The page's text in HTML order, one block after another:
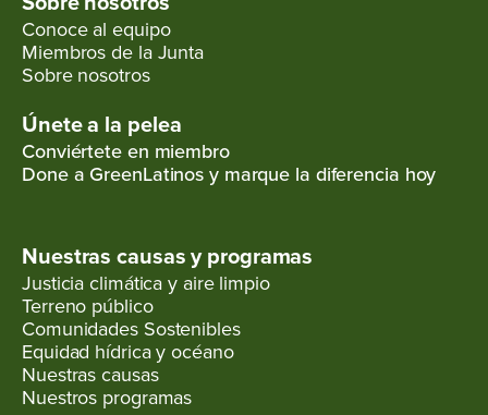
Conoce al equipo
Miembros de la Junta
Sobre nosotros
Únete a la pelea
Conviértete en miembro
Done a GreenLatinos y marque la diferencia hoy
Nuestras causas y programas
Justicia climática y aire limpio
Terreno público
Comunidades Sostenibles
Equidad hídrica y océano
Nuestras causas
Nuestros programas